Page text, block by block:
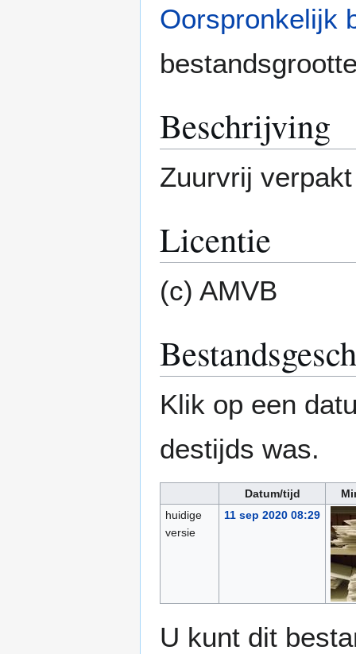
Oorspronkelijk
Beschrijving
Zuurvrij
Licentie
(c) AMVB
Klik op een
destijds was.
Datum/tijd
huidige
versie
11 sep 2020 08:29
U kunt dit